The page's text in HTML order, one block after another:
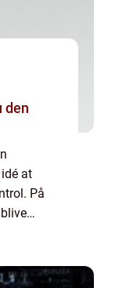
den
at
På